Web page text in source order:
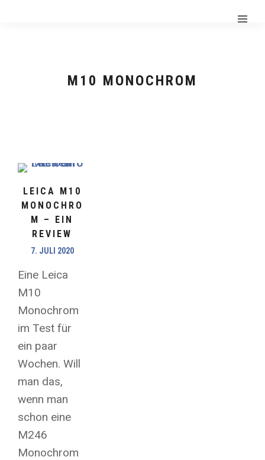
M10 MONOCHROM
LEICA M10
MONOCHRO
M – EIN
REVIEW
7. JULI 2020
Eine Leica
M10
Monochrom
im Test für
ein paar
Wochen. Will
man das,
wenn man
schon eine
M246
Monochrom